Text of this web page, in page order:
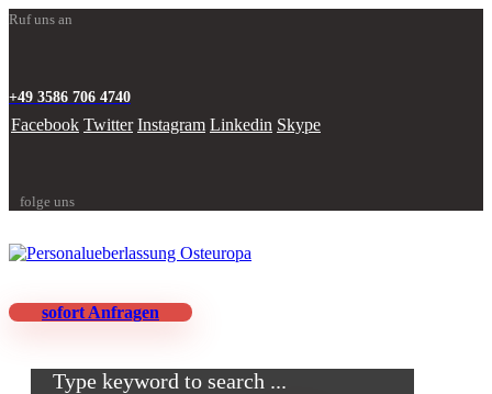
Ruf uns an
+49 3586 706 4740
Facebook Twitter Instagram Linkedin Skype
folge uns
sofort Anfragen
Type keyword to search ...